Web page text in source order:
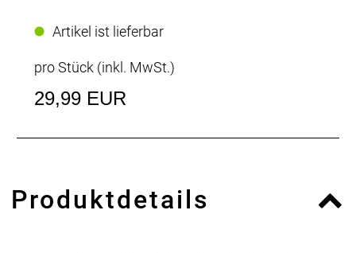
Artikel ist lieferbar
pro Stück (inkl. MwSt.)
29,99 EUR
Produktdetails